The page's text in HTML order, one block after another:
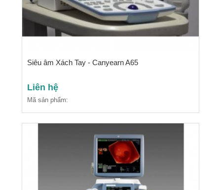
Siêu âm Xách Tay - Canyearn A65
Liên hệ
Mã sản phẩm: